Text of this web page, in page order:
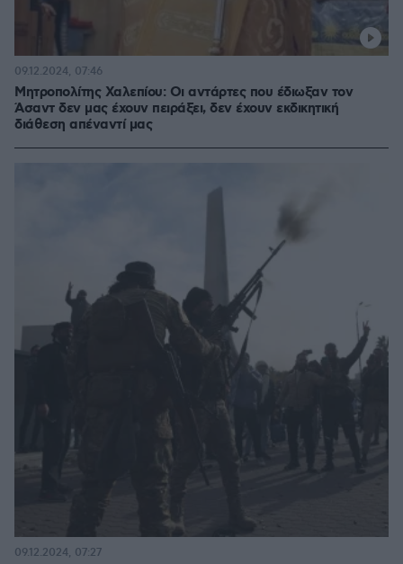
Μητροπολίτης Χαλεπίου: Οι αντάρτες που έδιωξαν τον
Άσαντ δεν μας έχουν πειράξει, δεν έχουν εκδικητική
διάθεση απέναντί μας
09.12.2024, 07:46
09.12.2024, 07:27